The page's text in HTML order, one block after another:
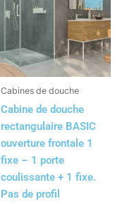
Cabines de douche
Cabine de douche
rectangulaire BASIC
ouverture frontale 1
fixe – 1 porte
coulissante + 1 fixe.
Pas de profil